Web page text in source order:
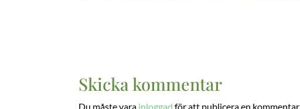
Skicka kommentar
Du måste vara inloggad för att publicera en kommentar.